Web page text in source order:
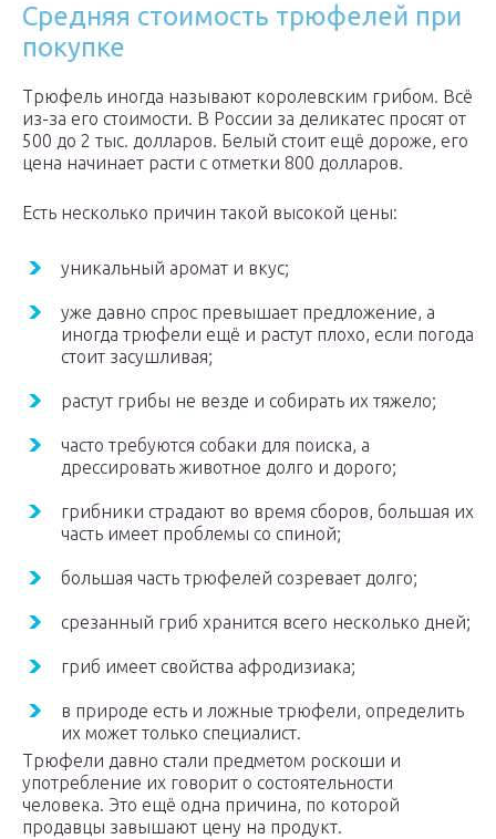
Средняя стоимость трюфелей при
покупке
Трюфель иногда называют королевским грибом. Всё
из-за его стоимости. В России за деликатес просят от
500 до 2 тыс. долларов. Белый стоит ещё дороже, его
цена начинает расти с отметки 800 долларов.
Есть несколько причин такой высокой цены:
уникальный аромат и вкус;
уже давно спрос превышает предложение, а
иногда трюфели ещё и растут плохо, если погода
стоит засушливая;
растут грибы не везде и собирать их тяжело;
часто требуются собаки для поиска, а
дрессировать животное долго и дорого;
грибники страдают во время сборов, большая их
часть имеет проблемы со спиной;
большая часть трюфелей созревает долго;
срезанный гриб хранится всего несколько дней;
гриб имеет свойства афродизиака;
в природе есть и ложные трюфели, определить
их может только специалист.
Трюфели давно стали предметом роскоши и
употребление их говорит о состоятельности
человека. Это ещё одна причина, по которой
продавцы завышают цену на продукт.